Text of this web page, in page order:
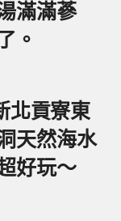
滿滿蔘
。
北貢寮東
天然海水
好玩～